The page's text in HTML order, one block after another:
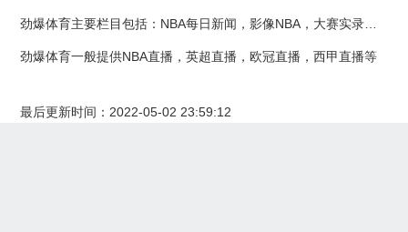
劲爆体育主要栏目包括：NBA每日新闻，影像NBA，大赛实录，08龙星战，NFL常规赛，大赛实录，08名局聚焦，08名局大观，08/09
劲爆体育一般提供NBA直播，英超直播，欧冠直播，西甲直播等
最后更新时间：2022-05-02 23:59:12